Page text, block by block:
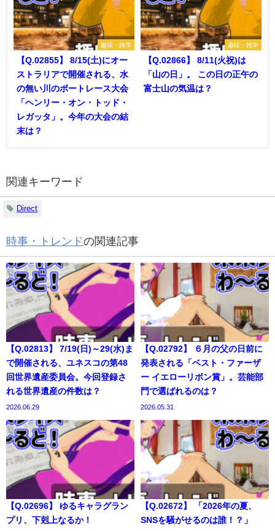
趣味・雑学
【Q.02855】 8/15(土)にオー
ストラリアで開催される、水
の無い川のボートレース大会
「ヘンリー・オン・トッド・
レガッタ」。今年の大会の結
末は？
趣味・雑学
【Q.02866】 8/11(火祝)は
「山の日」。 この日の正午の
富士山の気温は？
関連キーワード
Direct
時事・トレンドの関連記事
【Q.02813】 7/19(日)～29(水)ま
で開催される、ユネスコの第48
回世界遺産委員会。今回登録さ
れる世界遺産の件数は？
2026.06.29
【Q.02792】 ６月の父の日前に
発表される「ベスト・ファーザ
ー イエローリボン賞」。芸能部
門で選ばれるのは？
2026.05.31
【Q.02696】 ゆるキャラグラン
プリ、下剋上なるか！
【Q.02672】 「2026年の夏、
SNSを騒がせるのは誰！？」